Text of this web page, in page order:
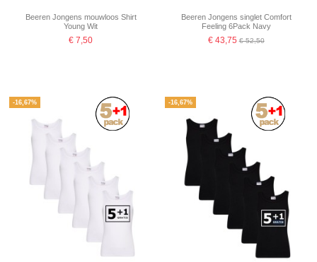
Beeren Jongens mouwloos Shirt
Young Wit
€ 7,50
Beeren Jongens singlet Comfort
Feeling 6Pack Navy
€ 43,75€ 52,50
-16,67% -16,67%